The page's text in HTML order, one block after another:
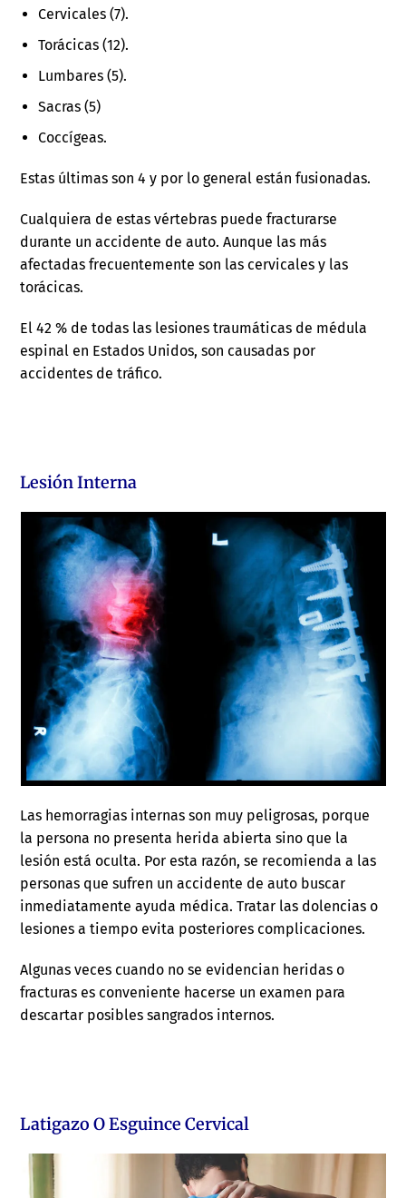
Cervicales (7).
Torácicas (12).
Lumbares (5).
Sacras (5)
Coccígeas.
Estas últimas son 4 y por lo general están fusionadas.
Cualquiera de estas vértebras puede fracturarse
durante un accidente de auto. Aunque las más
afectadas frecuentemente son las cervicales y las
torácicas.
El 42 % de todas las lesiones traumáticas de médula
espinal en Estados Unidos, son causadas por
accidentes de tráfico.
Lesión Interna
Las hemorragias internas son muy peligrosas, porque
la persona no presenta herida abierta sino que la
lesión está oculta. Por esta razón, se recomienda a las
personas que sufren un accidente de auto buscar
inmediatamente ayuda médica. Tratar las dolencias o
lesiones a tiempo evita posteriores complicaciones.
Algunas veces cuando no se evidencian heridas o
fracturas es conveniente hacerse un examen para
descartar posibles sangrados internos.
Latigazo O Esguince Cervical